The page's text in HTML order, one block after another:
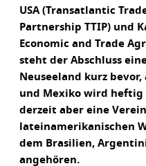
USA (Transatlantic
Partnership TTIP) und
Economic and Trade
steht der Abschluss
Neuseeland kurz
und Mexiko wird
derzeit aber eine
lateinamerikanischen
dem Brasilien,
angehören.